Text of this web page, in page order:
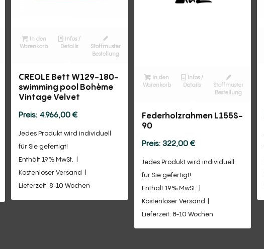
In den
Warenkorb
Infos /
Details
Stoffmuster
Bestellung
CREOLE Bett W129-180-
swimming pool Bohème
Vintage Velvet
4.966,00€
Jedes Produkt wird individuell
für Sie gefertigt!
Enthält 19% MwSt.
Kostenloser Versand
Lieferzeit: 8-10 Wochen
In den
Warenkorb
Infos /
Details
Stoffmuster
Bestellung
Federholzrahmen L155S-
90
322,00€
Jedes Produkt wird individuell
für Sie gefertigt!
Enthält 19% MwSt.
Kostenloser Versand
Lieferzeit: 8-10 Wochen